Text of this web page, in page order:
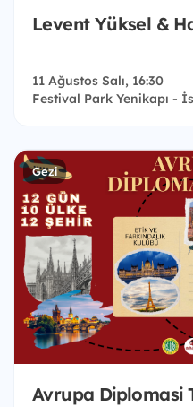
Levent Yüksel &
11 Ağustos Salı, 16:30
Festival Park Yenikapı -
Gezi
Avrupa Diplomasi